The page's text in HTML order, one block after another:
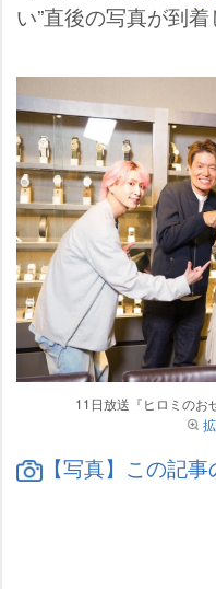
い”直後の写真が到着
11日放送『ヒロミのお
【写真】この記